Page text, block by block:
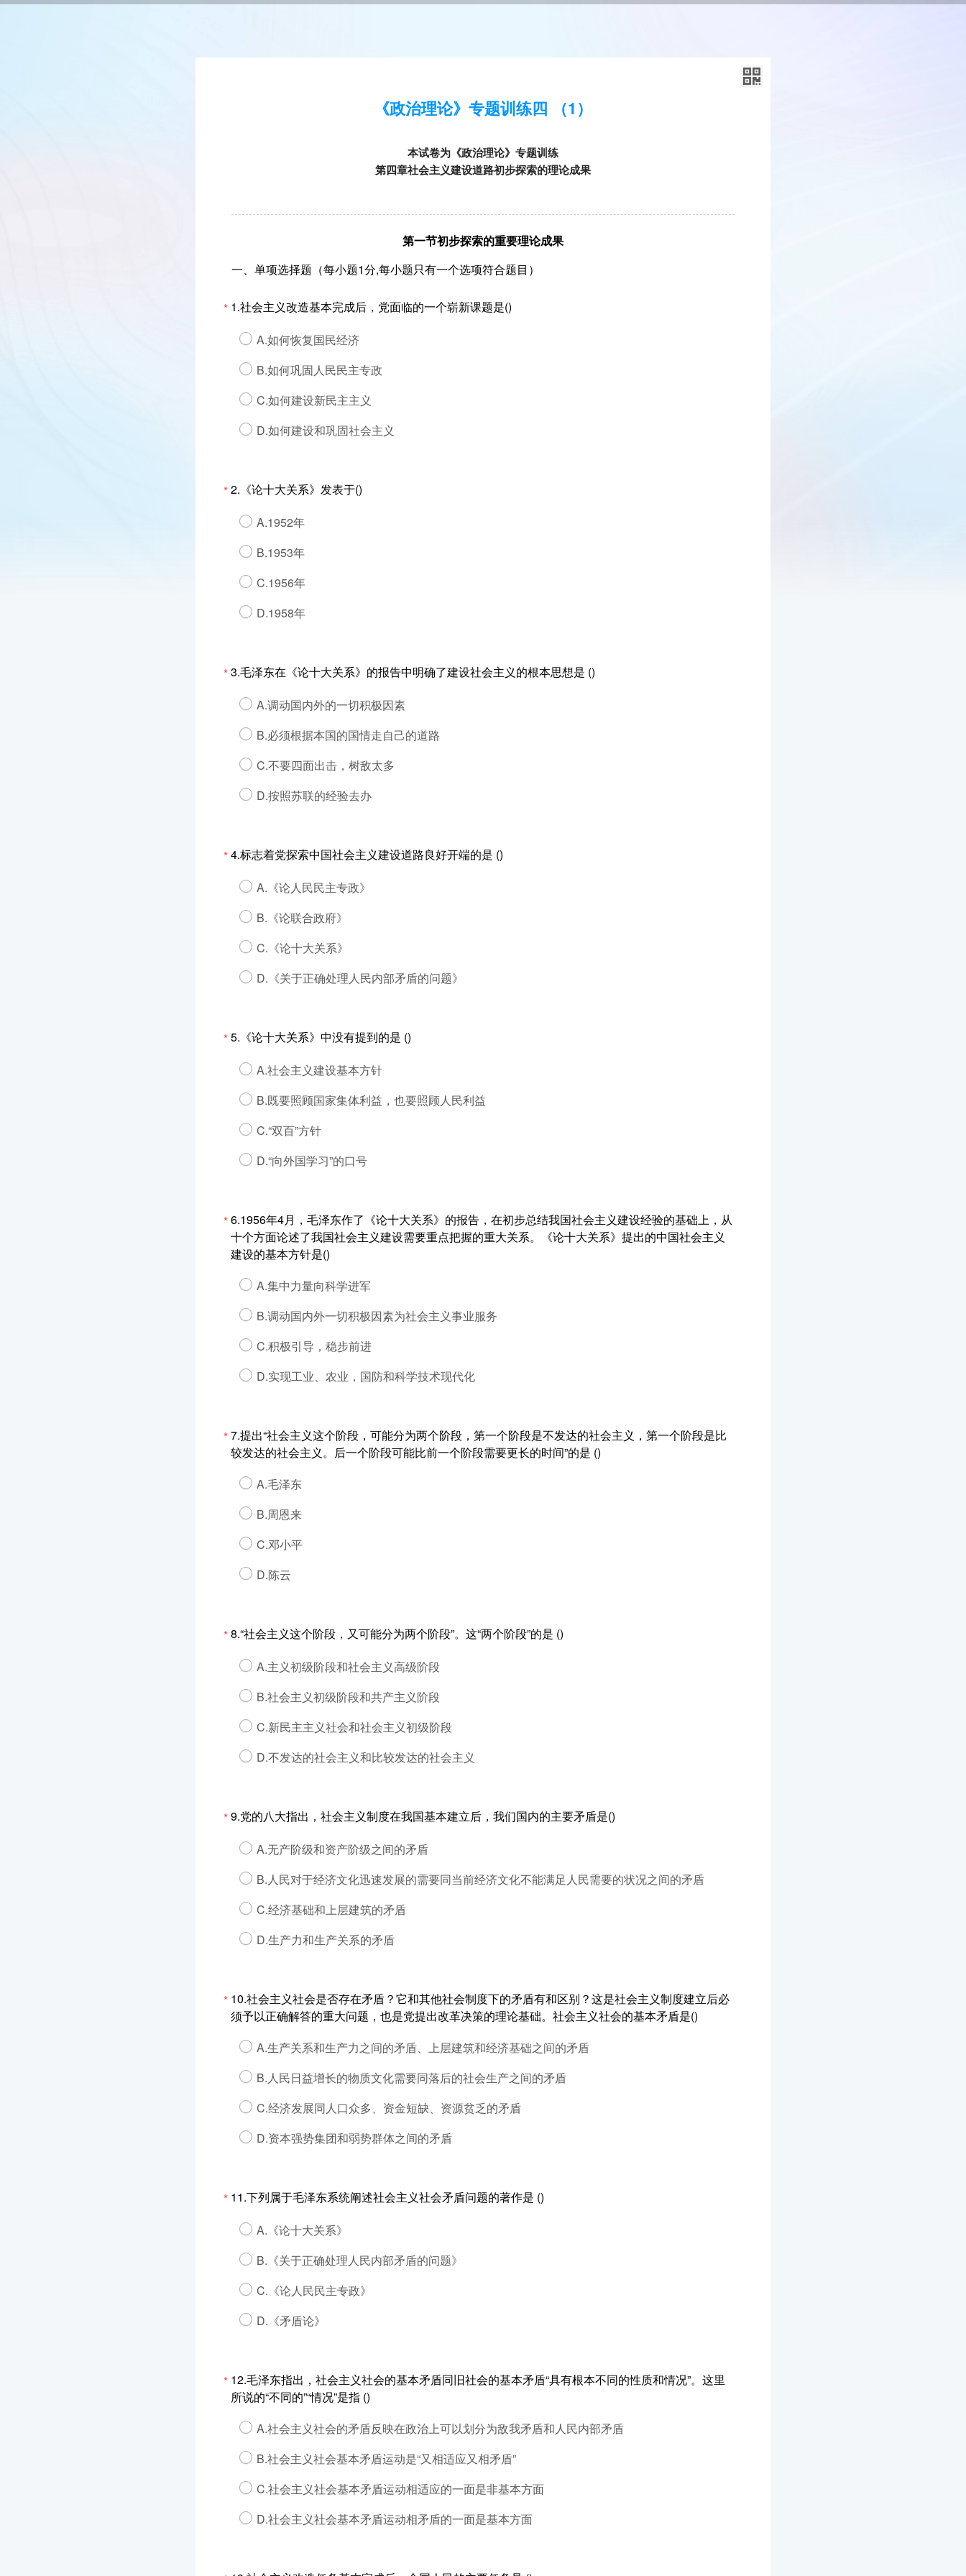
《政治理论》专题训练四 （1）
本试卷为《政治理论》专题训练
第四章社会主义建设道路初步探索的理论成果
第一节初步探索的重要理论成果
一、单项选择题（每小题1分,每小题只有一个选项符合题目）
* 1.社会主义改造基本完成后，党面临的一个崭新课题是()
A.如何恢复国民经济
B.如何巩固人民民主专政
C.如何建设新民主主义
D.如何建设和巩固社会主义
*2.《论十大关系》发表于()
A.1952年
B.1953年
C.1956年
D.1958年
*3.毛泽东在《论十大关系》的报告中明确了建设社会主义的根本思想是 ()
A.调动国内外的一切积极因素
B.必须根据本国的国情走自己的道路
C.不要四面出击，树敌太多
D.按照苏联的经验去办
*4.标志着党探索中国社会主义建设道路良好开端的是 ()
A.《论人民民主专政》
B.《论联合政府》
C.《论十大关系》
D.《关于正确处理人民内部矛盾的问题》
*5.《论十大关系》中没有提到的是 ()
A.社会主义建设基本方针
B.既要照顾国家集体利益，也要照顾人民利益
C.“双百”方针
D.“向外国学习”的口号
*6.1956年4月，毛泽东作了《论十大关系》的报告，在初步总结我国社会主义建设经验的基础上，从
十个方面论述了我国社会主义建设需要重点把握的重大关系。《论十大关系》提出的中国社会主义
建设的基本方针是()
A.集中力量向科学进军
B.调动国内外一切积极因素为社会主义事业服务
C.积极引导，稳步前进
D.实现工业、农业，国防和科学技术现代化
*7.提出“社会主义这个阶段，可能分为两个阶段，第一个阶段是不发达的社会主义，第一个阶段是比
较发达的社会主义。后一个阶段可能比前一个阶段需要更长的时间”的是 ()
A.毛泽东
B.周恩来
C.邓小平
D.陈云
*8.“社会主义这个阶段，又可能分为两个阶段”。这“两个阶段”的是 ()
A.主义初级阶段和社会主义高级阶段
B.社会主义初级阶段和共产主义阶段
C.新民主主义社会和社会主义初级阶段
D.不发达的社会主义和比较发达的社会主义
*9.党的八大指出，社会主义制度在我国基本建立后，我们国内的主要矛盾是()
A.无产阶级和资产阶级之间的矛盾
B.人民对于经济文化迅速发展的需要同当前经济文化不能满足人民需要的状况之间的矛盾
C.经济基础和上层建筑的矛盾
D.生产力和生产关系的矛盾
* 10.社会主义社会是否存在矛盾？它和其他社会制度下的矛盾有和区别？这是社会主义制度建立后必
须予以正确解答的重大问题，也是党提出改革决策的理论基础。社会主义社会的基本矛盾是()
A.生产关系和生产力之间的矛盾、上层建筑和经济基础之间的矛盾
B.人民日益增长的物质文化需要同落后的社会生产之间的矛盾
C.经济发展同人口众多、资金短缺、资源贫乏的矛盾
D.资本强势集团和弱势群体之间的矛盾
* 11.下列属于毛泽东系统阐述社会主义社会矛盾问题的著作是 ()
A.《论十大关系》
B.《关于正确处理人民内部矛盾的问题》
C.《论人民民主专政》
D.《矛盾论》
* 12.毛泽东指出，社会主义社会的基本矛盾同旧社会的基本矛盾“具有根本不同的性质和情况”。这里
所说的“不同的”“情况”是指 ()
A.社会主义社会的矛盾反映在政治上可以划分为敌我矛盾和人民内部矛盾
B.社会主义社会基本矛盾运动是“又相适应又相矛盾”
C.社会主义社会基本矛盾运动相适应的一面是非基本方面
D.社会主义社会基本矛盾运动相矛盾的一面是基本方面